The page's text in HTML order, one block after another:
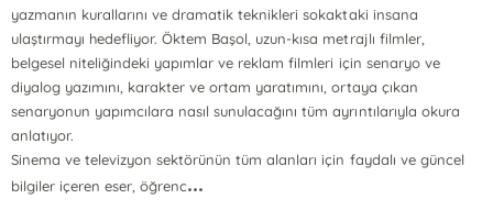
yazmanın kurallarını ve dramatik teknikleri sokaktaki insana
ulaştırmayı hedefliyor. Öktem Başol, uzun-kısa metrajlı filmler,
belgesel niteliğindeki yapımlar ve reklam filmleri için senaryo ve
diyalog yazımını, karakter ve ortam yaratımını, ortaya çıkan
senaryonun yapımcılara nasıl sunulacağını tüm ayrıntılarıyla okura
anlatıyor.
Sinema ve televizyon sektörünün tüm alanları için faydalı ve güncel
bilgiler içeren eser, öğrenc...